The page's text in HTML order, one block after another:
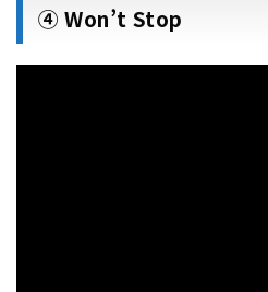
④ Won’t Stop